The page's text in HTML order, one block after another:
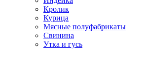
Кролик
Курица
Мясные полуфабрикаты
Свинина
Утка и гусь